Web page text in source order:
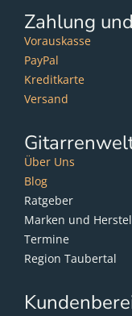
Zahlung
Vorauskasse
PayPal
Kreditkarte
Versand
Über Uns
Blog
Ratgeber
Marken und
Termine
Region Taubertal